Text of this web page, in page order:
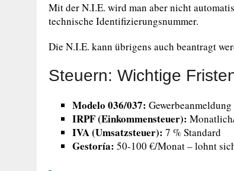
Mit der N.I.E. wird man aber nicht
technische Identifizierungsnummer.
Die N.I.E. kann übrigens auch beantragt
Steuern: Wichtige
Modelo 036/037:
IRPF (Einkommensteuer):
IVA (Umsatzsteuer): 7 % Standard
Gestoría: 50-100 €/Monat – lohnt